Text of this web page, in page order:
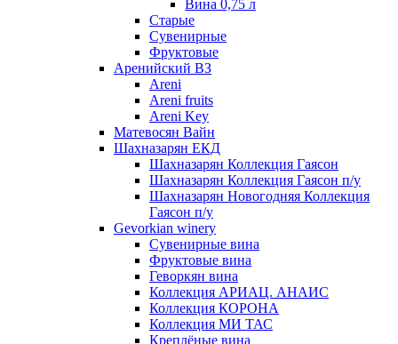
Вина 0,75 л
Старые
Сувенирные
Фруктовые
Аренийский ВЗ
Areni
Areni fruits
Areni Key
Матевосян Вайн
Шахназарян ЕКД
Шахназарян Коллекция Гаясон
Шахназарян Коллекция Гаясон п/у
Шахназарян Новогодняя Коллекция
Гаясон п/у
Gevorkian winery
Сувенирные вина
Фруктовые вина
Геворкян вина
Коллекция АРИАЦ. АНАИС
Коллекция КОРОНА
Коллекция МИ ТАС
Креплёные вина